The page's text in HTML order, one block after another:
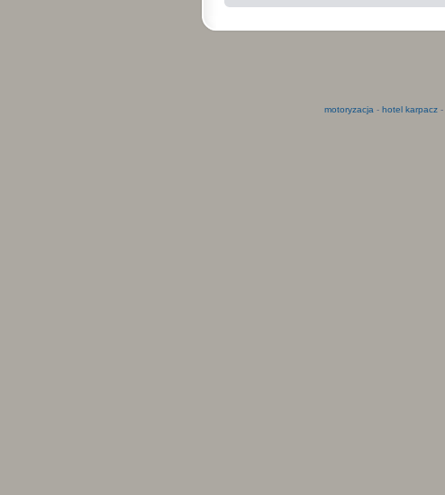
motoryzacja - hotel karpacz-